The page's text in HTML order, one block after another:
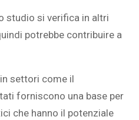
studio si verifica in altri
potrebbe contribuire a
settori come il
forniscono una base per
che hanno il potenziale